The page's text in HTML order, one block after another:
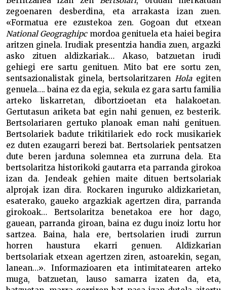
zegoenaren desberdina, eta arrakasta izan zuen.
«Formatua ere ezustekoa zen. Gogoan dut etxean
National Geograghipcmordoa genituela eta haiei begira
aritzen ginela. Irudiak presentzia handia zuen, argazki
asko zituen aldizkariak… Akaso, batzuetan irudi
gehiegi ere sartu genituen. Mito bat ere sortu zen,
sentsazionalistak ginela, bertsolaritzaren Holaegiten
genuela…. baina ez da egia, sekula ez gara sartu familia
arteko liskarretan, dibortzioetan eta halakoetan.
Gertutasun ariketa bat egin nahi genuen, ez besterik.
Bertsolariaren gertuko planoak eman nahi genituen.
Bertsolariek badute trikitilariek edo rock musikariek
ez duten ezaugarri berezi bat. Bertsolariek pentsatzen
dute beren jarduna solemnea eta zurruna dela. Eta
bertsolaritza historikoki gautarra eta parranda girokoa
izan da. Jendeak gehien maite dituen bertsolariak
alprojak izan dira. Rockaren inguruko aldizkarietan,
esaterako, gaueko argazkiak agertzen dira, parranda
girokoak… Bertsolaritza benetakoa ere hor dago,
gauean, parranda giroan, baina ez dugu inoiz lortu hor
sartzea. Baina, hala ere, bertsolarien irudi zurrun
horren haustura ekarri genuen. Aldizkarian
bertsolariak etxean agertzen ziren, astoarekin, segan,
lanean…». Informazioaren eta intimitatearen arteko
muga, batzuetan, lauso samarra izaten da, eta,